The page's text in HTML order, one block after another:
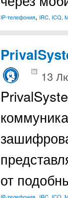
IP-телефония, IRC, ICQ,
13
от